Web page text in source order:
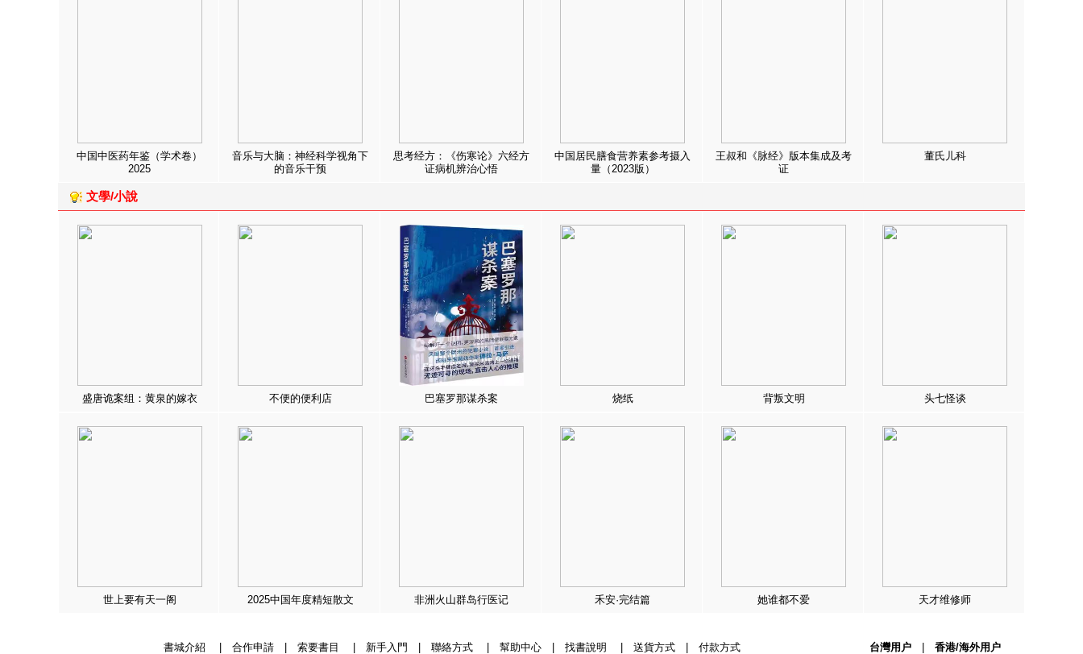
中国中医药年鉴（学术卷）
2025
音乐与大脑：神经科学视角下
的音乐干预
思考经方：《伤寒论》六经方
证病机辨治心悟
中国居民膳食营养素参考摄入
量（2023版）
王叔和《脉经》版本集成及考
证
董氏儿科
文學/小說
盛唐诡案组：黄泉的嫁衣 不便的便利店 巴塞罗那谋杀案 烧纸 背叛文明 头七怪谈
世上要有天一阁 2025中国年度精短散文 非洲火山群岛行医记 禾安·完结篇 她谁都不爱 天才维修师
書城介紹 合作申請| 索要書目 新手入門 聯絡方式| 幫助中心| 找書說明 送貨方式| 付款方式 台灣用户 香港/海外用户